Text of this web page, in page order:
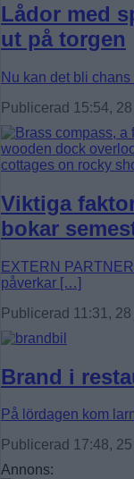
Lådor med
ut på torgen
Nu kan det bli
Publicerad 15:54,
Viktiga
bokar
EXTERN
påverkar […]
Publicerad 11:31,
Brand i
På lördagen kom
Publicerad 17:48,
Annons: